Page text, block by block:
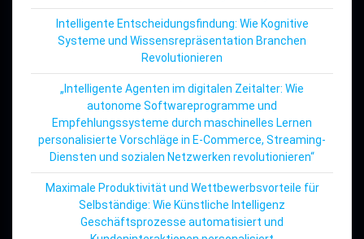
Intelligente Entscheidungsfindung: Wie Kognitive
Systeme und Wissensrepräsentation Branchen
Revolutionieren
„Intelligente Agenten im digitalen Zeitalter: Wie
autonome Softwareprogramme und
Empfehlungssysteme durch maschinelles Lernen
personalisierte Vorschläge in E-Commerce, Streaming-
Diensten und sozialen Netzwerken revolutionieren“
Maximale Produktivität und Wettbewerbsvorteile für
Selbständige: Wie Künstliche Intelligenz
Geschäftsprozesse automatisiert und